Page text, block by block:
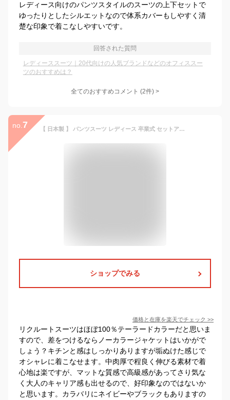
レディース向けのパンツスタイルのスーツの上下セットで
ゆったりとしたシルエットなので体系カバーもしやすく清
楚な印象で着こなしやすいです。
回答された質問
レディーススーツ｜20代向けの人気ブランドなどのオフィススー
ツのおすすめは？
全てのおすすめコメント (2件) >
no. 7 【 日本製 】 パンツスーツ レディース 卒業式 セットアップ 40代 30代 入学式 ママスーツ 母 フォーマル ノーカラージャケット 七五三 お宮参り 仕事 秋冬 春 大きいサイズ きれいめ 【ドライギャバカラーレスJKタックPTセット】＜8027S5309＞
ショップでみる
価格と在庫を楽天でチェック >>
リクルートスーツはほぼ100％テーラードカラーだと思いま
すので、差をつけるならノーカラージャケットはいかがで
しょう？キチンと感はしっかりありますが垢ぬけた感じで
オシャレに着こなせます。中肉厚で程良く伸びる素材で着
心地は楽ですが、マットな質感で高級感があってさり気な
く大人のキャリア感も出せるので、好印象なのではないか
と思います。カラバリにネイビーやブラックもありますの